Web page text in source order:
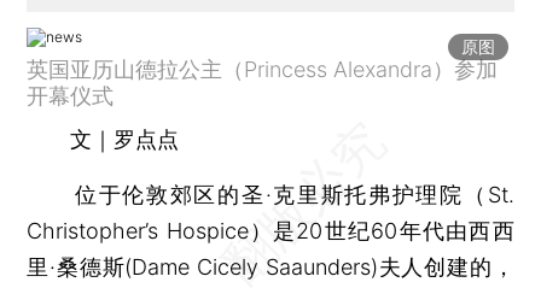
原图
英国亚历山德拉公主（Princess Alexandra）参加
开幕仪式
文｜罗点点
位于伦敦郊区的圣·克里斯托弗护理院（St.
Christopher’s Hospice）是20世纪60年代由西西
里·桑德斯(Dame Cicely Saaunders)夫人创建的，